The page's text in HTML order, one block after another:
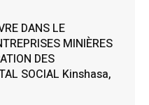
DANS LE
MINIÈRES
DES
SOCIAL Kinshasa,